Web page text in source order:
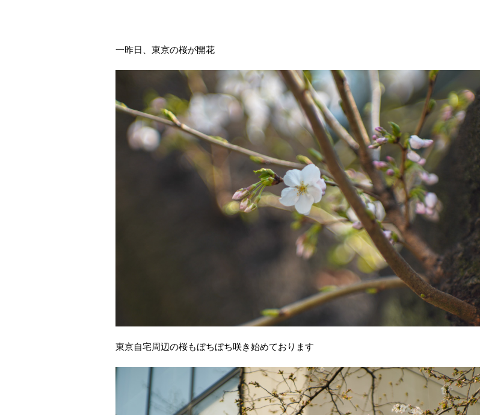
一昨日、東京の桜が開花
東京自宅周辺の桜もぼちぼち咲き始めております